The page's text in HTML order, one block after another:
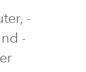
-
-